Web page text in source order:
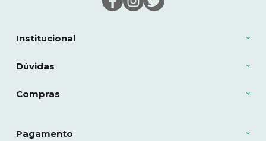
Institucional
Dúvidas
Compras
Pagamento